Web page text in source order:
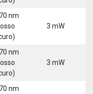
nm
3 mW
nm
3 mW
nm